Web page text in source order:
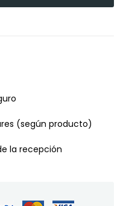
(según producto)
la recepción